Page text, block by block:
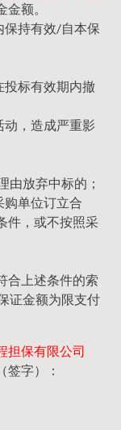
金额。
保持有效/自本保
投标有效期内撤
动，造成严重影
由放弃中标的；
购单位订立合
件，或不按照采
合上述条件的索
证金额为限支付
担保有限公司
字）：